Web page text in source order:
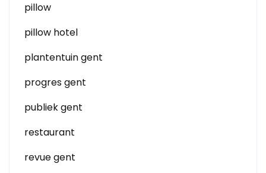
pillow
pillow hotel
plantentuin gent
progres gent
publiek gent
restaurant
revue gent